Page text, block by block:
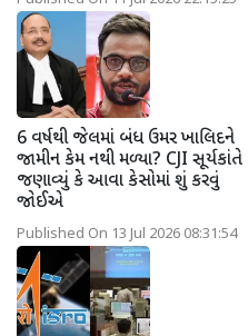
6 વર્ષથી જેલમાં બંધ ઉમર ખાલિદને
જામીન કેમ નથી મળ્યા? CJI સૂર્યકાંતે
જણાવ્યું કે આવા કેસોમાં શું કરવું
જોઈએ
Published On 13 Jul 2026 08:31:54